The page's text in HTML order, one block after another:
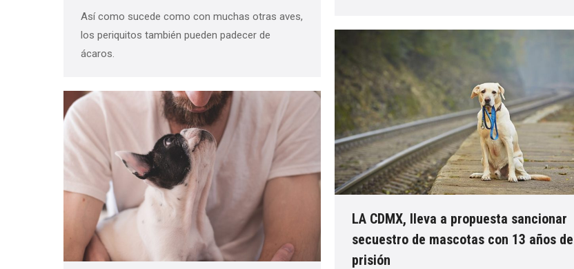
Así como sucede como con muchas otras aves,
los periquitos también pueden padecer de
ácaros.
LA CDMX, lleva a propuesta sancionar
secuestro de mascotas con 13 años de
prisión